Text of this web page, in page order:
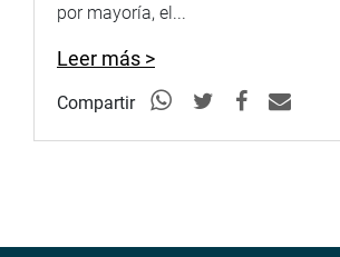
por mayoría, el...
Leer más >
Compartir